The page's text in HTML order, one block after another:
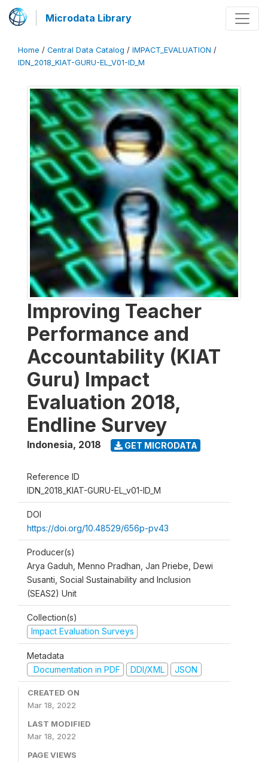
Microdata Library
Home / Central Data Catalog / IMPACT_EVALUATION /
IDN_2018_KIAT-GURU-EL_V01-ID_M
Improving Teacher
Performance and
Accountability (KIAT
Guru) Impact
Evaluation 2018,
Endline Survey
Indonesia, 2018 GET MICRODATA
Reference ID
IDN_2018_KIAT-GURU-EL_v01-ID_M
DOI
https://doi.org/10.48529/656p-pv43
Producer(s)
Arya Gaduh, Menno Pradhan, Jan Priebe, Dewi
Susanti, Social Sustainability and Inclusion
(SEAS2) Unit
Collection(s)
Impact Evaluation Surveys
Metadata
Documentation in PDF
DDI/XML JSON
CREATED ON
Mar 18, 2022
LAST MODIFIED
Mar 18, 2022
PAGE VIEWS